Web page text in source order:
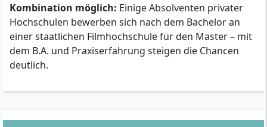
Kombination möglich: Einige Absolventen privater
Hochschulen bewerben sich nach dem Bachelor an
einer staatlichen Filmhochschule für den Master – mit
dem B.A. und Praxiserfahrung steigen die Chancen
deutlich.